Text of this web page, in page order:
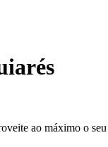
ao máximo o seu